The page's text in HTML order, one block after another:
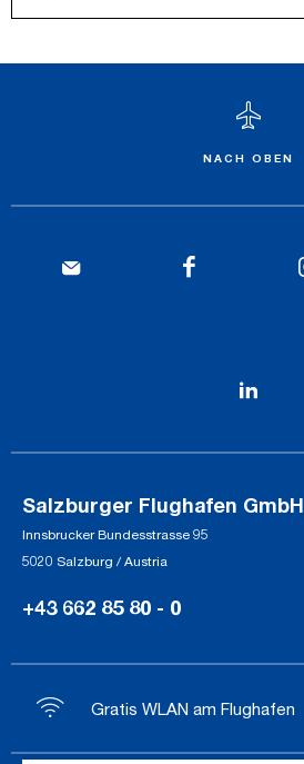
NACH OBEN
Salzburger Flughafen GmbH
Innsbrucker Bundesstrasse 95
5020 Salzburg / Austria
+43 662 85 80 - 0
Gratis WLAN am Flughafen